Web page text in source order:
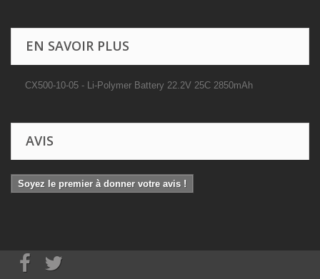
EN SAVOIR PLUS
CX500-10-05 - Li-Polymer Battery 22.2V 25C 2850mAh
AVIS
Soyez le premier à donner votre avis !